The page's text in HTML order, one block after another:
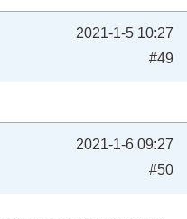
2021-1-5 10:27
#49
2021-1-6 09:27
#50